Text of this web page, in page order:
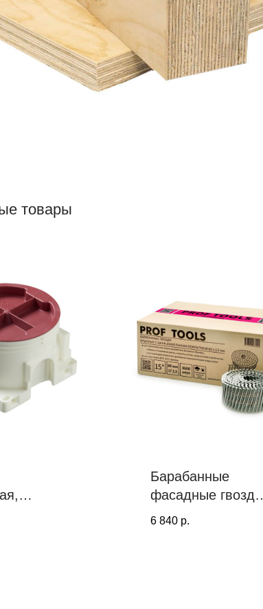
товары
Барабанные
фасадные гвозди
PROF TOOLS
6 840 р.